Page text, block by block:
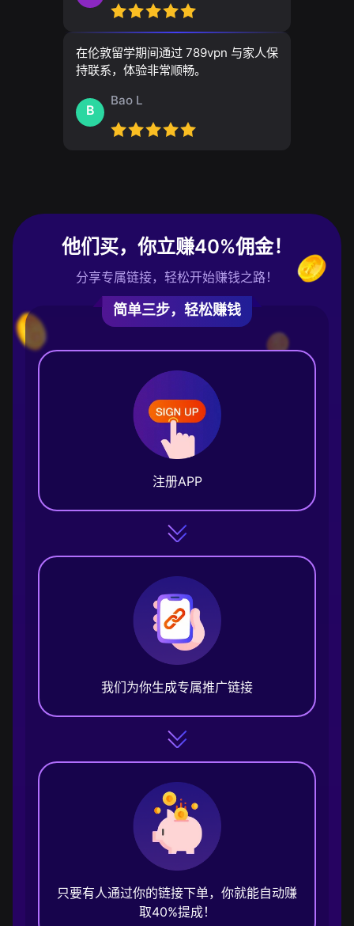
在伦敦留学期间通过 789vpn 与家人保
持联系，体验非常顺畅。
B
Bao L
他们买，你立赚40%佣金！
分享专属链接，轻松开始赚钱之路！
简单三步，轻松赚钱
注册APP
我们为你生成专属推广链接
只要有人通过你的链接下单，你就能自动赚
取40%提成！